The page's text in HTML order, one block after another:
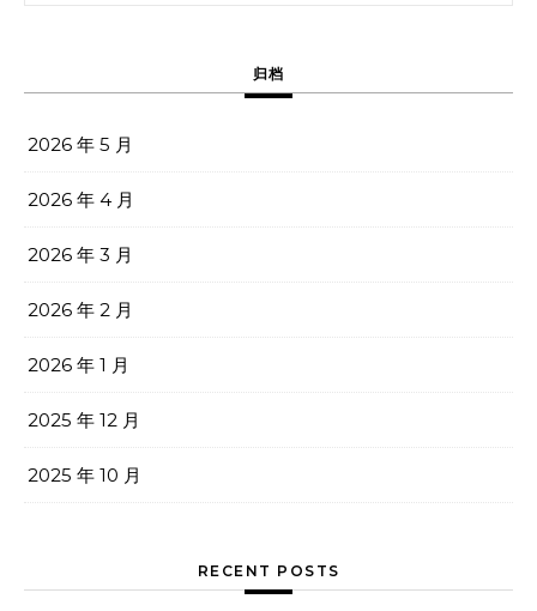
归档
2026 年 5 月
2026 年 4 月
2026 年 3 月
2026 年 2 月
2026 年 1 月
2025 年 12 月
2025 年 10 月
RECENT POSTS